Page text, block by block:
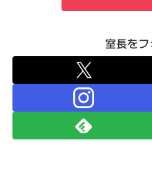
室長を